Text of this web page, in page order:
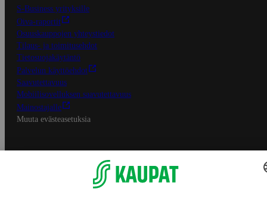
S-Business yrityksille
Oiva-raportit
Osuuskauppojen yhteystiedot
Tilaus- ja toimitusehdot
Tietosuojakäytäntö
Palvelun käyttöehdot
Saavutettavuus
Mobiilisovelluksen saavutettavuus
Mainostajalle
Muuta evästeasetuksia
S-ryhmän palvelut